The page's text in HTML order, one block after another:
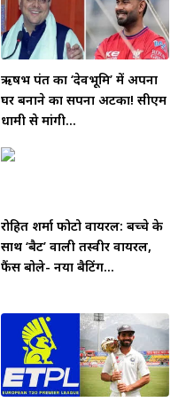
ऋषभ पंत का ‘देवभूमि’ में अपना
घर बनाने का सपना अटका! सीएम
धामी से मांगी...
रोहित शर्मा फोटो वायरल: बच्चे के
साथ ‘बैट’ वाली तस्वीर वायरल,
फैंस बोले- नया बैटिंग...